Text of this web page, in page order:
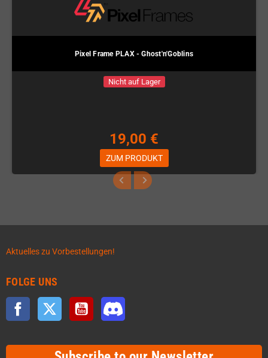
Pixel Frame PLAX - Ghost'n'Goblins
Nicht auf Lager
19,00 €
ZUM PRODUKT
Aktuelles zu Vorbestellungen!
FOLGE UNS
Facebook Twitter YouTube